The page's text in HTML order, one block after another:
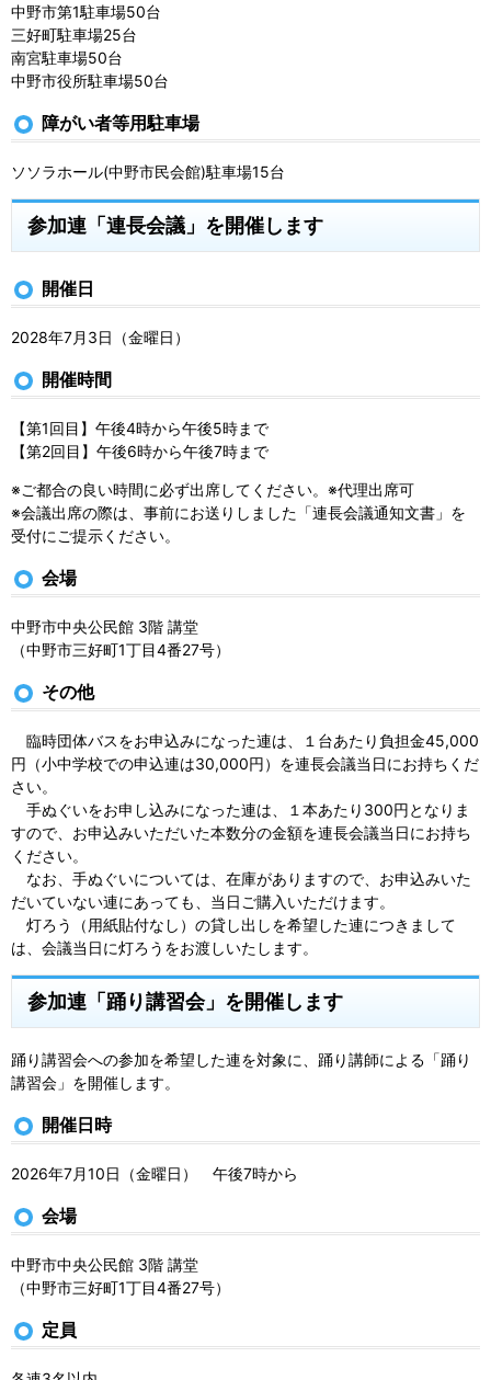
中野市第1駐車場50台
三好町駐車場25台
南宮駐車場50台
中野市役所駐車場50台
障がい者等用駐車場
ソソラホール(中野市民会館)駐車場15台
参加連「連長会議」を開催します
開催日
2028年7月3日（金曜日）
開催時間
【第1回目】午後4時から午後5時まで
【第2回目】午後6時から午後7時まで
※ご都合の良い時間に必ず出席してください。※代理出席可
※会議出席の際は、事前にお送りしました「連長会議通知文書」を
受付にご提示ください。
会場
中野市中央公民館 3階 講堂
（中野市三好町1丁目4番27号）
その他
臨時団体バスをお申込みになった連は、１台あたり負担金45,000
円（小中学校での申込連は30,000円）を連長会議当日にお持ちくだ
さい。
手ぬぐいをお申し込みになった連は、１本あたり300円となりま
すので、お申込みいただいた本数分の金額を連長会議当日にお持ち
ください。
なお、手ぬぐいについては、在庫がありますので、お申込みいた
だいていない連にあっても、当日ご購入いただけます。
灯ろう（用紙貼付なし）の貸し出しを希望した連につきまして
は、会議当日に灯ろうをお渡しいたします。
参加連「踊り講習会」を開催します
踊り講習会への参加を希望した連を対象に、踊り講師による「踊り
講習会」を開催します。
開催日時
2026年7月10日（金曜日） 午後7時から
会場
中野市中央公民館 3階 講堂
（中野市三好町1丁目4番27号）
定員